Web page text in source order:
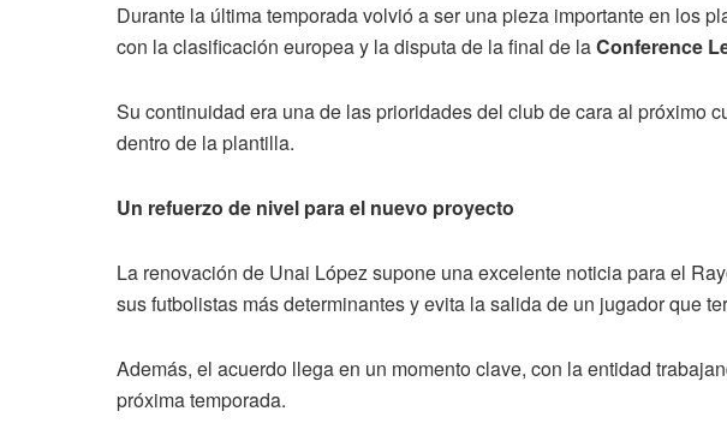
Durante la última temporada volvió a ser una pieza importante en los
con la clasificación europea y la disputa de la final de laConference
Su continuidad era una de las prioridades del club de cara al próximo
dentro de la plantilla.
Un refuerzo de nivel para el nuevo proyecto
La renovación de Unai López supone una excelente noticia para el
sus futbolistas más determinantes y evita la salida de un jugador que
Además, el acuerdo llega en un momento clave, con la entidad
próxima temporada.